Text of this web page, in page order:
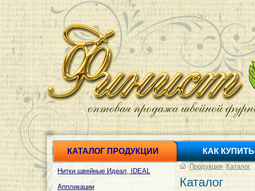
КАТАЛОГ ПРОДУКЦИИ КАК КУПИТЬ
Нитки швейные Идеал, IDEAL
Аппликации
–Продукция–Каталог
Каталог